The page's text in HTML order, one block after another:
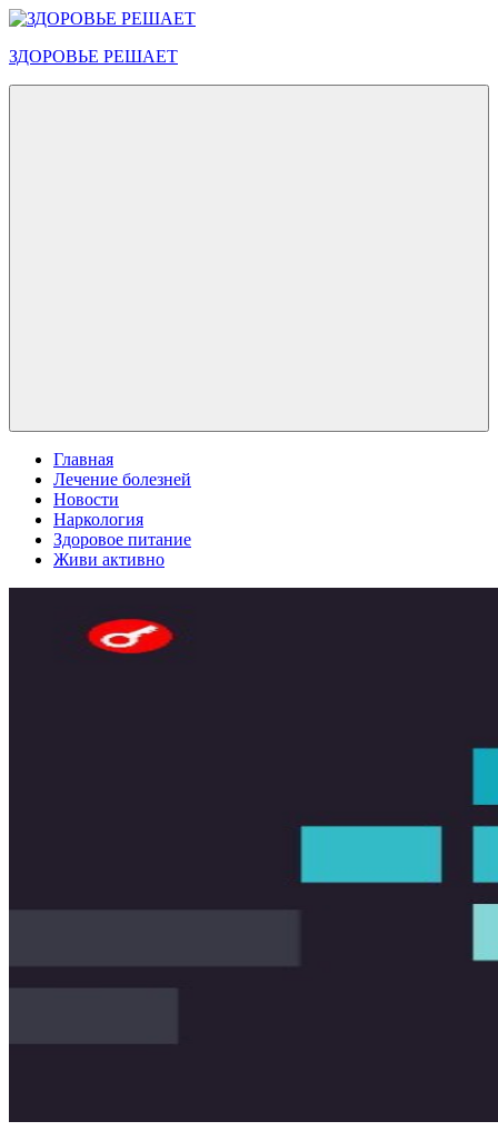
Перейти
содержимому
ЗДОРОВЬЕ РЕШАЕТ
Главная
Лечение болезней
Новости
Наркология
Здоровое питание
Живи активно